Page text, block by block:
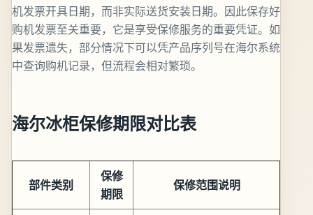
机发票开具日期，而非实际送货安装日期。因此保存好
购机发票至关重要，它是享受保修服务的重要凭证。如
果发票遗失，部分情况下可以凭产品序列号在海尔系统
中查询购机记录，但流程会相对繁琐。
海尔冰柜保修期限对比表
部件类别
保修
期限
保修范围说明